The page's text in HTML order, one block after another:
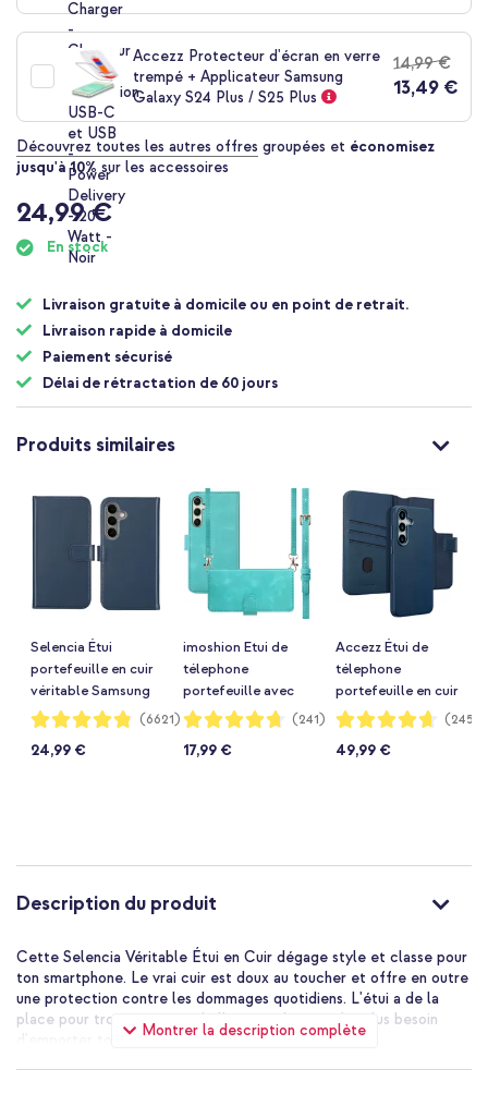
Accezz Protecteur d'écran en verre
trempé + Applicateur Samsung
Galaxy S24 Plus / S25 Plus
14,99 €
13,49 €
Découvrez toutes les autres offres groupées et économisez
jusqu'à 10% sur les accessoires
24,99 €
En stock
Livraison gratuite à domicile ou en point de retrait.
Livraison rapide à domicile
Paiement sécurisé
Délai de rétractation de 60 jours
Produits similaires
Selencia Étui
portefeuille en cuir
véritable Samsung
Galaxy S25 Plus -
Notation:
96%
(6621)
24,99 €
imoshion Etui de
télephone
portefeuille avec
cordon Samsung
Turquoise
Notation:
94%
(241)
17,99 €
Accezz Étui de
télephone
portefeuille en cuir
2-en-1 avec
Galaxy S25 Plus -
Notation:
93%
(245)
49,99 €
Description du produit
Montrer la description complète
Cette Selencia Véritable Étui en Cuir dégage style et classe pour
ton smartphone. Le vrai cuir est doux au toucher et offre en outre
une protection contre les dommages quotidiens. L'étui a de la
place pour trois cartes et de l'argent, donc tu n'as plus besoin
d'emporter ton portefeuille.